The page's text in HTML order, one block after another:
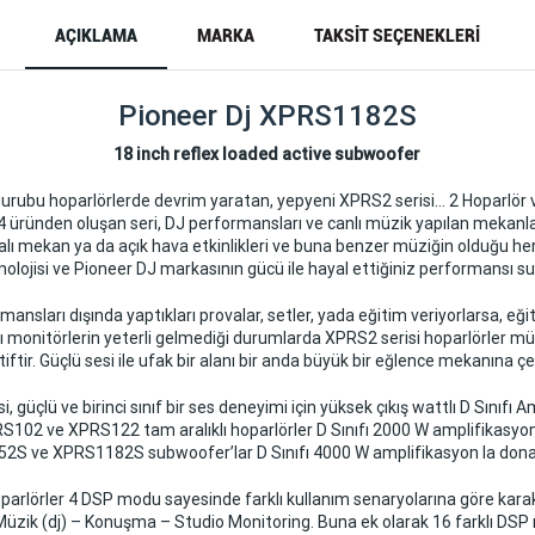
AÇIKLAMA MARKA TAKSIT SEÇENEKLERI
Pioneer Dj XPRS1182S
18 inch reflex loaded active subwoofer
hoparlörlerde devrim yaratan, yepyeni XPRS2 serisi… 2 Hoparlör
üründen oluşan seri, DJ performansları ve canlı müzik yapılan
mekan ya da açık hava etkinlikleri ve buna benzer müziğin olduğu
ve Pioneer DJ markasının gücü ile hayal ettiğiniz performansı
dışında yaptıkları provalar, setler, yada eğitim veriyorlarsa,
monitörlerin yeterli gelmediği durumlarda XPRS2 serisi hoparlörler
Güçlü sesi ile ufak bir alanı bir anda büyük bir eğlence mekanına
güçlü ve birinci sınıf bir ses deneyimi için yüksek çıkış wattlı D Sınıfı
ve XPRS122 tam aralıklı hoparlörler D Sınıfı 2000 W
ve XPRS1182S subwoofer’lar D Sınıfı 4000 W amplifikasyon la
4 DSP modu sayesinde farklı kullanım senaryolarına göre
(dj) – Konuşma – Studio Monitoring. Buna ek olarak 16 farklı